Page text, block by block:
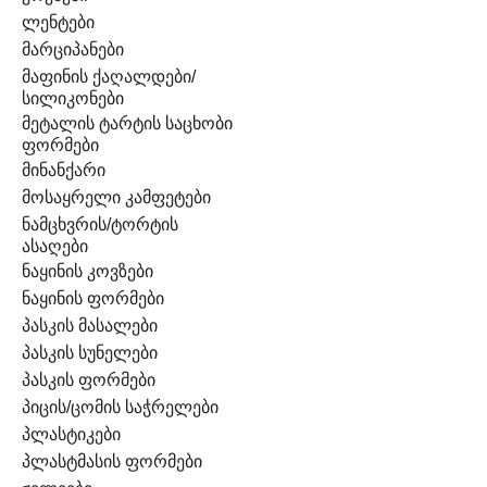
ლენტები
მარციპანები
მაფინის ქაღალდები/
სილიკონები
მეტალის ტარტის საცხობი
ფორმები
მინანქარი
მოსაყრელი კამფეტები
ნამცხვრის/ტორტის
ასაღები
ნაყინის კოვზები
ნაყინის ფორმები
პასკის მასალები
პასკის სუნელები
პასკის ფორმები
პიცის/ცომის საჭრელები
პლასტიკები
პლასტმასის ფორმები